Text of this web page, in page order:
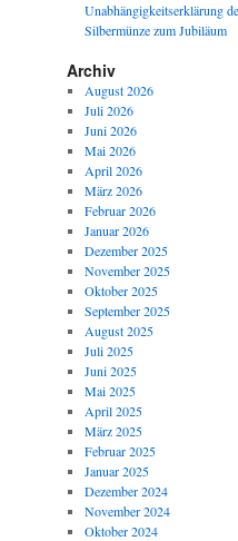
Unabhängigkeitserklärung
Silbermünze zum Jubiläum
Archiv
August 2026
Juli 2026
Juni 2026
Mai 2026
April 2026
März 2026
Februar 2026
Januar 2026
Dezember 2025
November 2025
Oktober 2025
September 2025
August 2025
Juli 2025
Juni 2025
Mai 2025
April 2025
März 2025
Februar 2025
Januar 2025
Dezember 2024
November 2024
Oktober 2024